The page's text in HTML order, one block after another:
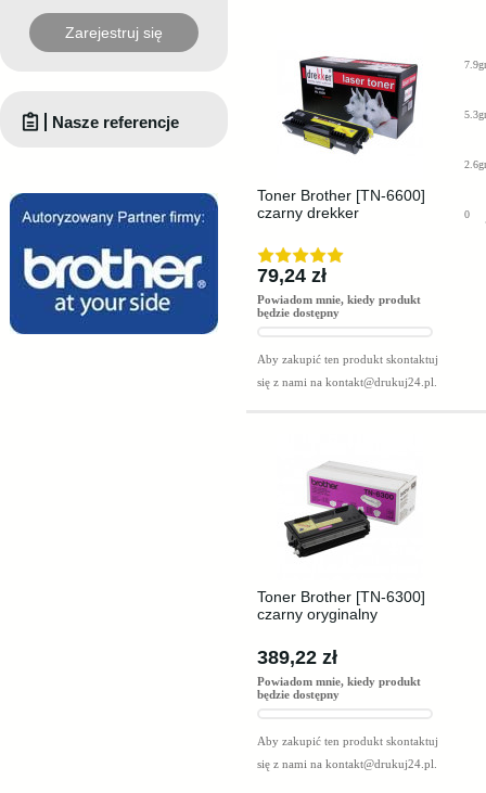
Toner Brother [TN-6600]
czarny drekker
79,24 zł
Powiadom mnie, kiedy produkt
będzie dostępny
Aby zakupić ten produkt skontaktuj
się z nami na kontakt@drukuj24.pl
7.9gr
5.3gr
2.6gr
0
Toner Brother [TN-6300]
czarny oryginalny
389,22 zł
Powiadom mnie, kiedy produkt
będzie dostępny
Aby zakupić ten produkt skontaktuj
się z nami na kontakt@drukuj24.pl
Zarejestruj się
Nasze referencje